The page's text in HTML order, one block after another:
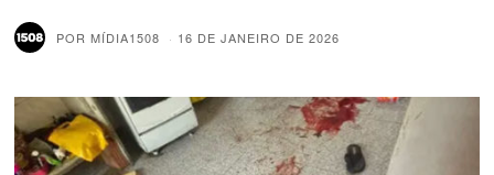
PORMÍDIA1508 16 DE JANEIRO DE 2026